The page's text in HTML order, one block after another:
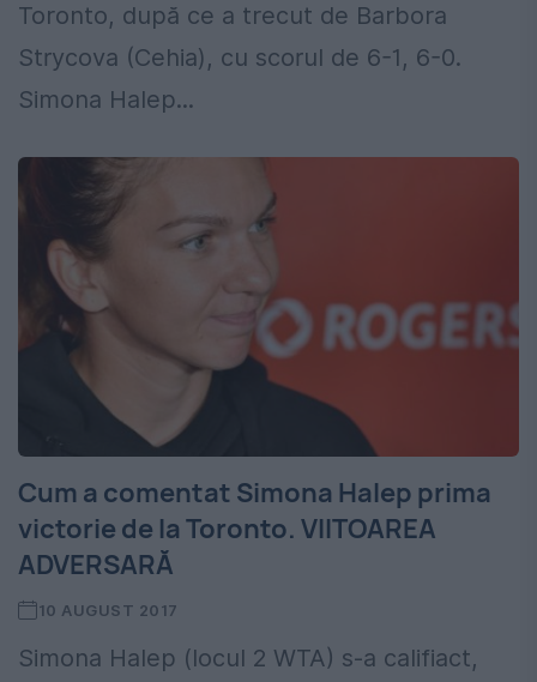
Toronto, după ce a trecut de Barbora
Strycova (Cehia), cu scorul de 6-1, 6-0.
Simona Halep...
Cum a comentat Simona Halep prima
victorie de la Toronto. VIITOAREA
ADVERSARĂ
10 AUGUST 2017
Simona Halep (locul 2 WTA) s-a califiact,